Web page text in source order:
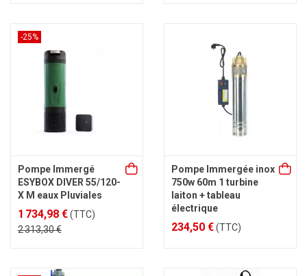
-25%
Pompe Immergé
ESYBOX DIVER 55/120-
X M eaux Pluviales
1 734,98 €(TTC)
2 313,30 €
Pompe Immergée inox
750w 60m 1 turbine
laiton + tableau
électrique
234,50 €(TTC)